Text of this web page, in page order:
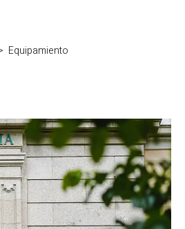
Equipamiento